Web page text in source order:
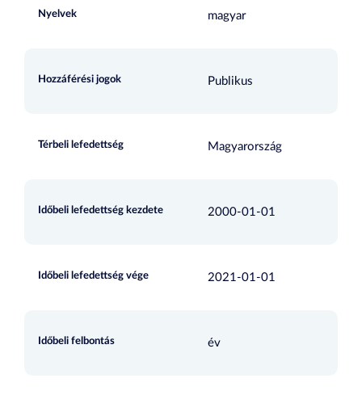
Nyelvek magyar
Hozzáférési jogok Publikus
Térbeli lefedettség Magyarország
Időbeli lefedettség kezdete 2000-01-01
Időbeli lefedettség vége 2021-01-01
Időbeli felbontás év